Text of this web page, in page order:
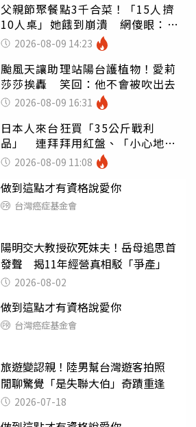
父親節聚餐點3千合菜！「15人擠
10人桌」她餓到崩潰 網傻眼：讓
店家看笑話
2026-08-09 14:23
颱風天讓助理站陽台護植物！愛莉
莎莎挨轟 笑回：他不會被吹出去
2026-08-09 16:31
日本人來台狂買「35公斤戰利
品」 連拜拜用紅盤、「小心地
滑」告示牌也帶回家
2026-08-09 11:08
做到這點才有資格說愛你
台灣癌症基金會
陽明交大教授砍死妹夫！岳母追思首
發聲 揭11年經營真相駁「爭產」
2026-08-02
做到這點才有資格說愛你
台灣癌症基金會
旅遊變認親！陸男幫台灣遊客拍照
閒聊驚覺「是失聯大伯」奇蹟重逢
2026-07-18